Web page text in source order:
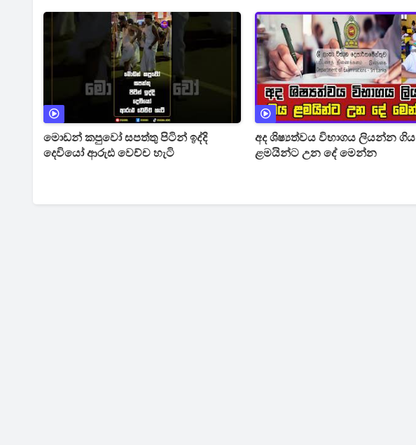
මොඩන් කපුවෝ සපත්තු පිටින් ඉද්දි
දෙවියෝ ආරුඪ වෙච්ච හැටි
අද ශිෂ්‍යත්වය විභාගය ලියන්න ගිය
ළමයින්ට උන දේ මෙන්න